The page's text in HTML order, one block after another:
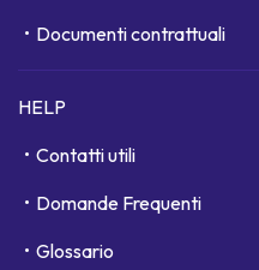
Documenti contrattuali
HELP
Contatti utili
Domande Frequenti
Glossario